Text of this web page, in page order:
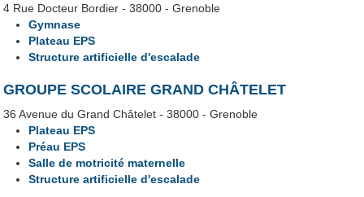
4 Rue Docteur Bordier - 38000 - Grenoble
Gymnase
Plateau EPS
Structure artificielle d'escalade
GROUPE SCOLAIRE GRAND CHÂTELET
36 Avenue du Grand Châtelet - 38000 - Grenoble
Plateau EPS
Préau EPS
Salle de motricité maternelle
Structure artificielle d'escalade